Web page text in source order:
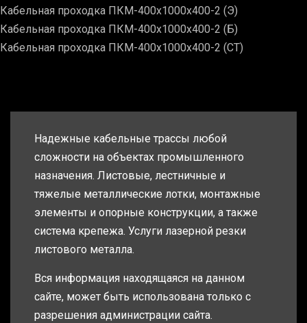
Кабельная проходка ПКМ-400х1000х400-2 (Э)
Кабельная проходка ПКМ-400х1000х400-2 (Б)
Кабельная проходка ПКМ-400х1000х400-2 (СТ)
Надежные кабельные трассы любой
сложности на объектах промышленного
назначения. Листовые, лестничные и
тяжелые металлические лотки, монтажные
элементы и опорные конструкции, а также
система крепежа. Услуги лазерной резки
листового металла.
Вся информация находящаяся на данном
сайте, может быть использована только с
разрешения администрации сайта.